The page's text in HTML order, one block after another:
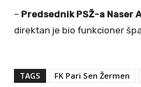
– Predsednik PSŽ-a Naser
direktan je bio funkcioner
TAGS FK Pari Sen Žermen